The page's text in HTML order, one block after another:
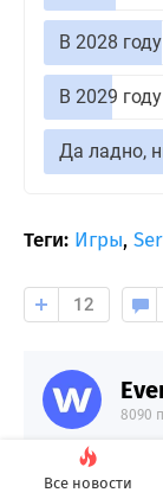
Все новости
В 2028 году
В 2029 году
Да ладно,
Теги: Игры,
12
8090